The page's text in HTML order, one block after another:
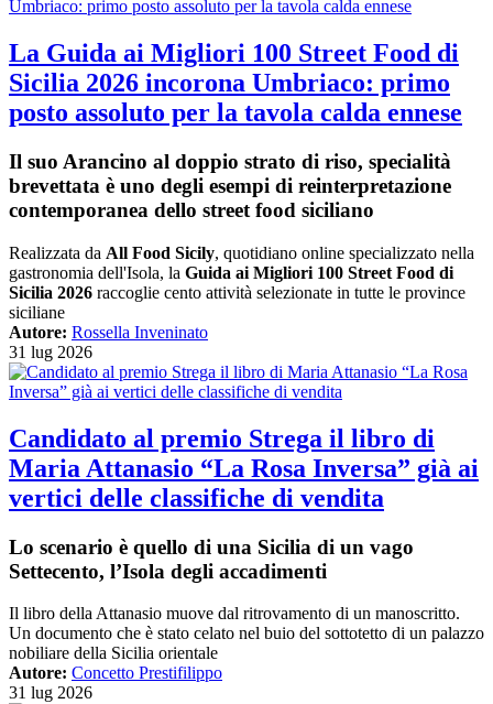
La Guida ai Migliori 100 Street Food di
Sicilia 2026 incorona Umbriaco: primo
posto assoluto per la tavola calda ennese
Il suo Arancino al doppio strato di riso, specialità
brevettata è uno degli esempi di reinterpretazione
contemporanea dello street food siciliano
Realizzata da All Food Sicily, quotidiano online specializzato nella
gastronomia dell'Isola, la Guida ai Migliori 100 Street Food di
Sicilia 2026 raccoglie cento attività selezionate in tutte le province
siciliane
Autore: Rossella Inveninato
31 lug 2026
Candidato al premio Strega il libro di
Maria Attanasio “La Rosa Inversa” già ai
vertici delle classifiche di vendita
Lo scenario è quello di una Sicilia di un vago
Settecento, l’Isola degli accadimenti
Il libro della Attanasio muove dal ritrovamento di un manoscritto.
Un documento che è stato celato nel buio del sottotetto di un palazzo
nobiliare della Sicilia orientale
Autore: Concetto Prestifilippo
31 lug 2026